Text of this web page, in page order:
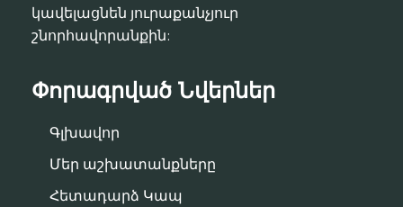
կավելացնեն յուրաքանչյուր
շնորհավորանքին:
Փորագրված Նվերներ
Գլխավոր
Մեր աշխատանքները
Հետադարձ Կապ